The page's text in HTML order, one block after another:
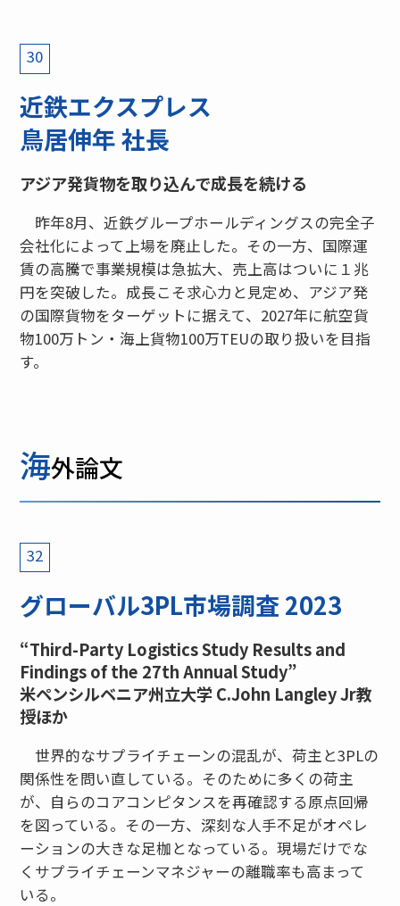
30
近鉄エクスプレス
鳥居伸年 社長
アジア発貨物を取り込んで成長を続ける
昨年8月、近鉄グループホールディングスの完全子
会社化によって上場を廃止した。その一方、国際運
賃の高騰で事業規模は急拡大、売上高はついに１兆
円を突破した。成長こそ求心力と見定め、アジア発
の国際貨物をターゲットに据えて、2027年に航空貨
物100万トン・海上貨物100万TEUの取り扱いを目指
す。
海外論文
32
グローバル3PL市場調査 2023
“Third-Party Logistics Study Results and
Findings of the 27th Annual Study”
米ペンシルベニア州立大学 C.John Langley Jr教
授ほか
世界的なサプライチェーンの混乱が、荷主と3PLの
関係性を問い直している。そのために多くの荷主
が、自らのコアコンピタンスを再確認する原点回帰
を図っている。その一方、深刻な人手不足がオペレ
ーションの大きな足枷となっている。現場だけでな
くサプライチェーンマネジャーの離職率も高まって
いる。